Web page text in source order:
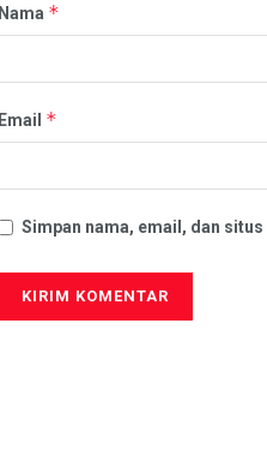
Nama *
Email *
Simpan nama, email, dan